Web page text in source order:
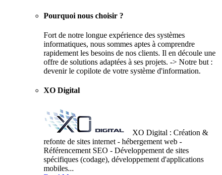
Pourquoi nous choisir ?
Fort de notre longue expérience des systèmes
informatiques, nous sommes aptes à comprendre
rapidement les besoins de nos clients. Il en découle une
offre de solutions adaptées à ses projets. -> Notre but :
devenir le copilote de votre système d'information.
XO Digital
XO Digital : Création &
refonte de sites internet - hébergement web -
Référencement SEO - Développement de sites
spécifiques (codage), développement d'applications
mobiles...